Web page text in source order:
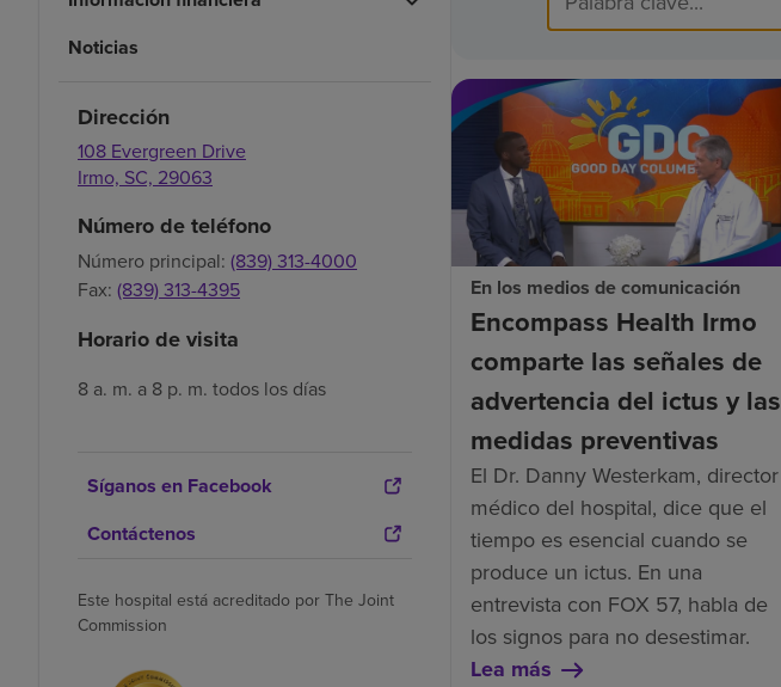
Noticias
Dirección
108 Evergreen Drive
Irmo, SC, 29063
Número de teléfono
Número principal: (839) 313-4000
Fax: (839) 313-4395
Horario de visita
8 a. m. a 8 p. m. todos los días
Síganos en Facebook
Contáctenos
Este hospital está acreditado por The Joint
Commission
En los medios de comunicación
Encompass Health Irmo
comparte las señales de
advertencia del ictus y las
medidas preventivas
El Dr. Danny Westerkam, director
médico del hospital, dice que el
tiempo es esencial cuando se
produce un ictus. En una
entrevista con FOX 57, habla de
los signos para no desestimar.
Lea más